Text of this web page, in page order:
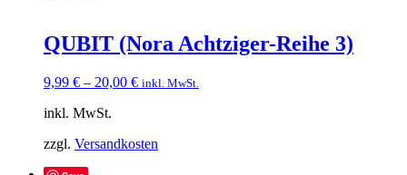
QUBIT (Nora Achtziger-Reihe 3)
9,99 € – 20,00 € inkl. MwSt.
inkl. MwSt.
zzgl. Versandkosten